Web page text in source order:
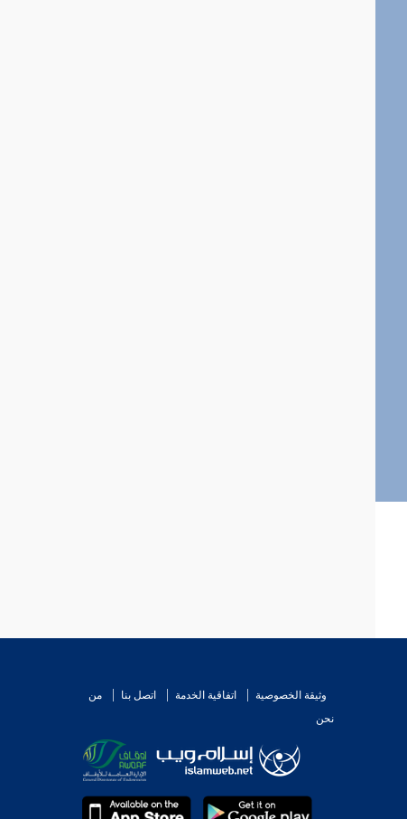
وثيقة الخصوصية اتفاقية الخدمة اتصل بنا
من
نحن